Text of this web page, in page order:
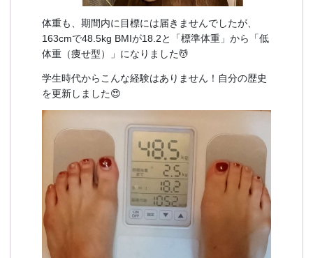
体重も、期間内に目標には届きませんでしたが、
163cmで48.5kg BMIが18.2と「標準体重」から「低
体重（痩せ型）」になりました💆
学生時代からこんな経験はありません！自分の歴史
を更新しました😍